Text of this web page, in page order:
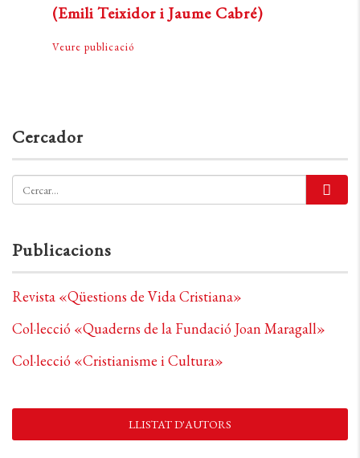
(Emili Teixidor i Jaume Cabré)
Veure publicació
Cercador
Publicacions
Revista «Qüestions de Vida Cristiana»
Col·lecció «Quaderns de la Fundació Joan Maragall»
Col·lecció «Cristianisme i Cultura»
LLISTAT D'AUTORS